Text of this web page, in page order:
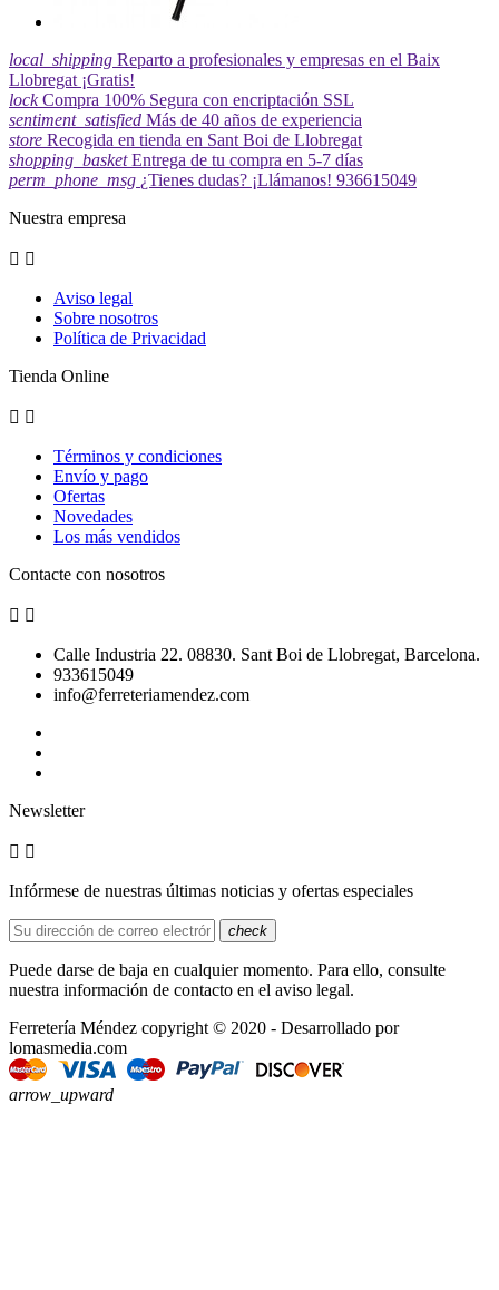
local_shipping Reparto a profesionales y empresas en el Baix
Llobregat ¡Gratis!
lock Compra 100% Segura con encriptación SSL
sentiment_satisfied Más de 40 años de experiencia
store Recogida en tienda en Sant Boi de Llobregat
shopping_basket Entrega de tu compra en 5-7 días
perm_phone_msg ¿Tienes dudas? ¡Llámanos! 936615049
Nuestra empresa
 
Aviso legal
Sobre nosotros
Política de Privacidad
Tienda Online
 
Términos y condiciones
Envío y pago
Ofertas
Novedades
Los más vendidos
Contacte con nosotros
 
Calle Industria 22. 08830. Sant Boi de Llobregat, Barcelona.
933615049
info@ferreteriamendez.com
Newsletter
 
Infórmese de nuestras últimas noticias y ofertas especiales
check
Puede darse de baja en cualquier momento. Para ello, consulte
nuestra información de contacto en el aviso legal.
Ferretería Méndez copyright © 2020 - Desarrollado por
lomasmedia.com
arrow_upward